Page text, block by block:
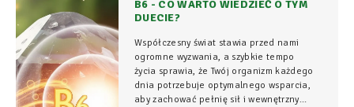
B6 - CO WARTO WIEDZIEĆ O TYM
DUECIE?
Współczesny świat stawia przed nami
ogromne wyzwania, a szybkie tempo
życia sprawia, że Twój organizm każdego
dnia potrzebuje optymalnego wsparcia,
aby zachować pełnię sił i wewnętrzny